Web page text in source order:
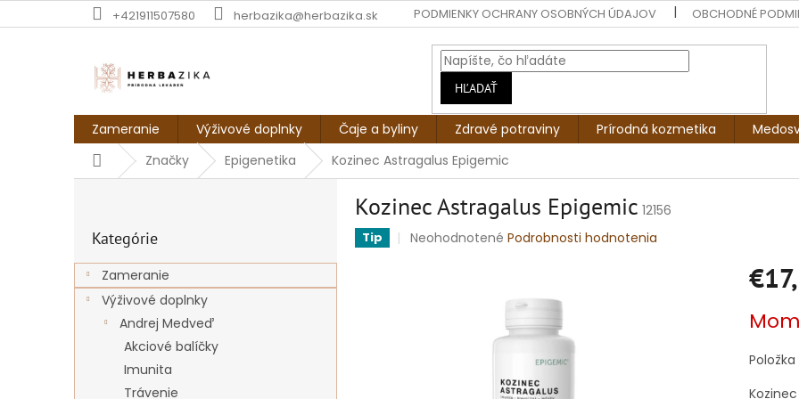
na
+421911507580 herbazika@herbazika.sk PODMIENKY OCHRANY OSOBNÝCH ÚDAJOV OBCHODNÉ
HĽADAŤ
Zameranie Výživové doplnky Čaje a byliny Zdravé potraviny Prírodná kozmetika
DomovZnačky Epigenetika Kozinec Astragalus Epigemic
ý
p
kategórie
Kategórie
Zameranie
Výživové doplnky
Andrej Medveď
Akciové balíčky
Imunita
Trávenie
Kozinec Astragalus Epigemic 12156
Tip
Priemerné
Neohodnotené Podrobnosti hodnotenia
cena: